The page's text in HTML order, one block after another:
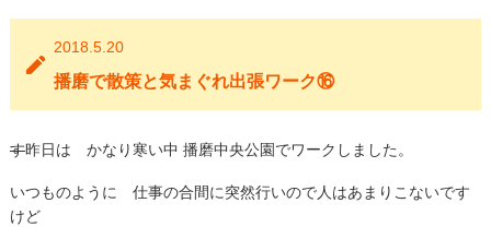
2018.5.20
播磨で散策と気まぐれ出張ワーク⑯
す昨日は かなり寒い中 播磨中央公園でワークしました。
いつものように 仕事の合間に突然行いので人はあまりこないです
けど